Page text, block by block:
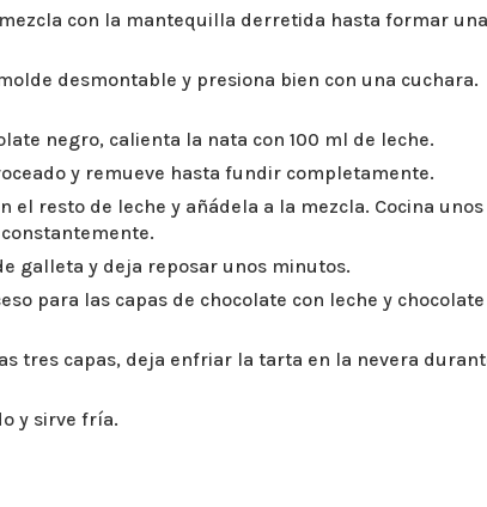
con la mantequilla derretida hasta formar
desmontable y presiona bien con una cuchara.
negro, calienta la nata con 100 ml de leche.
y remueve hasta fundir completamente.
el resto de leche y añádela a la mezcla. Cocina unos
galleta y deja reposar unos minutos.
para las capas de chocolate con leche y chocolate
tres capas, deja enfriar la tarta en la nevera
y sirve fría.